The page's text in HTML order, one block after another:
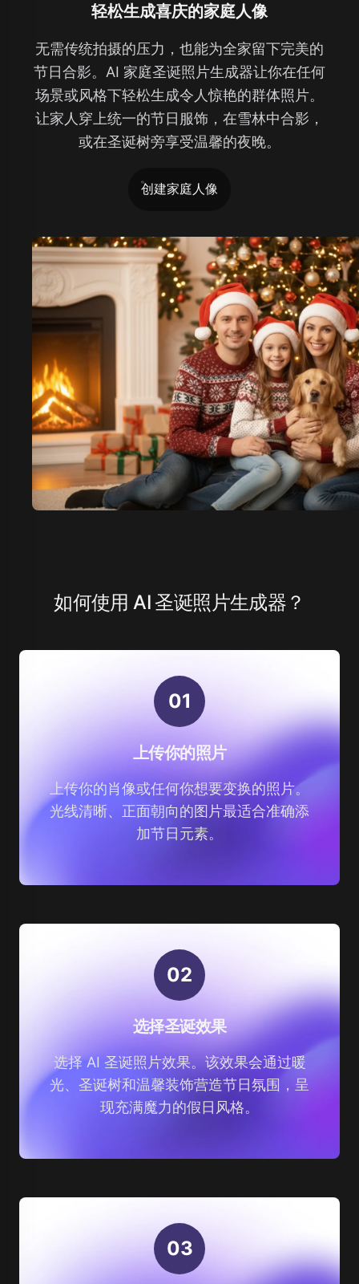
轻松生成喜庆的家庭人像
无需传统拍摄的压力，也能为全家留下完美的
节日合影。AI 家庭圣诞照片生成器让你在任何
场景或风格下轻松生成令人惊艳的群体照片。
让家人穿上统一的节日服饰，在雪林中合影，
或在圣诞树旁享受温馨的夜晚。
创建家庭人像
如何使用 AI 圣诞照片生成器？
01
上传你的照片
上传你的肖像或任何你想要变换的照片。
光线清晰、正面朝向的图片最适合准确添
加节日元素。
02
选择圣诞效果
选择 AI 圣诞照片效果。该效果会通过暖
光、圣诞树和温馨装饰营造节日氛围，呈
现充满魔力的假日风格。
03